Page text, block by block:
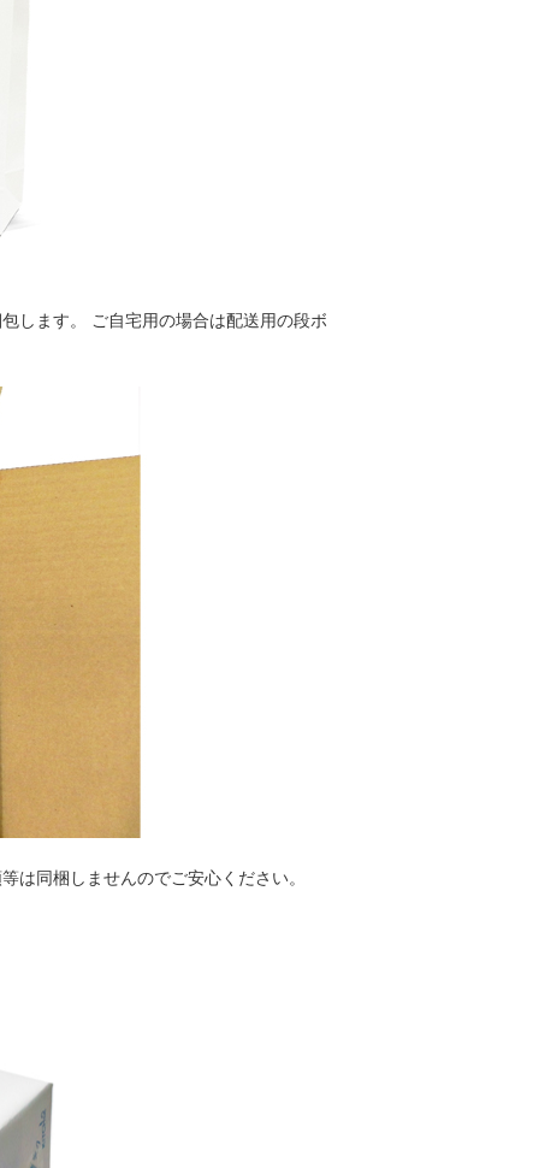
します。 ご自宅用の場合は配送用の段ボ
は同梱しませんのでご安心ください。